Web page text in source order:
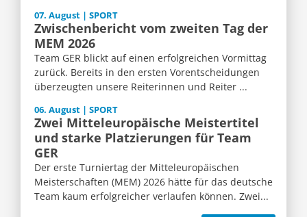
07. August | SPORT
Zwischenbericht vom zweiten Tag der
MEM 2026
Team GER blickt auf einen erfolgreichen Vormittag
zurück. Bereits in den ersten Vorentscheidungen
überzeugten unsere Reiterinnen und Reiter ...
06. August | SPORT
Zwei Mitteleuropäische Meistertitel
und starke Platzierungen für Team
GER
Der erste Turniertag der Mitteleuropäischen
Meisterschaften (MEM) 2026 hätte für das deutsche
Team kaum erfolgreicher verlaufen können. Zwei...